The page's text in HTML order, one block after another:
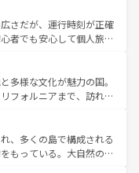
全く異なる文化を体験で
フランス情報はコンテンツ一覧
なお、新着の
照してほしい。
た、優雅なアフタヌーン
い英国パブ、サッカー観
験も豊富。イギリスを旅
さだが、運行時刻が正確
者でも安心して個人旅行
スならではのユニークな
でなく町歩きも満喫する
ため物価も高いが、旅行
できる。 なお、新
を参照してほしい。
多様な文化が魅力の国。
フォルニアまで、訪れる
ッピング、エンターテイ
ットだ。一方、アメリカ
ドキャニオンやイエロー
、多くの島で構成される
もっている。大自然の神